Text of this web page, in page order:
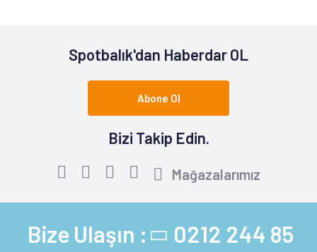
Spotbalık'dan Haberdar OL
Abone Ol
Bizi Takip Edin.
Mağazalarımız
Bize Ulaşın : 0212 244 85